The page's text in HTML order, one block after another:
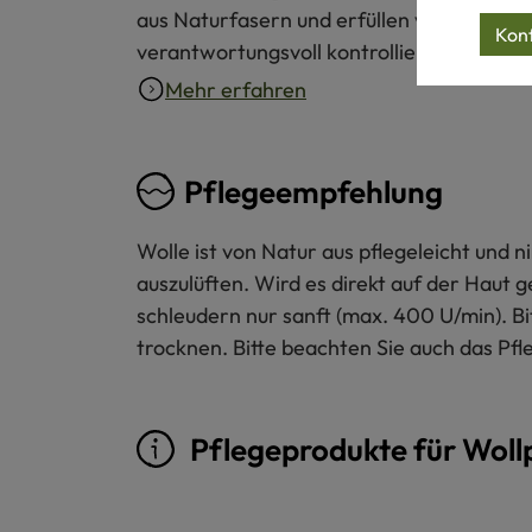
aus Naturfasern und erfüllen
verantwortungsvoll kontrolliert.
Mehr erfahren
Pflegeempfehlung
Wolle ist von Natur aus pflegeleicht und
auszulüften. Wird es direkt auf der Haut
schleudern nur sanft (max. 400 U/min).
trocknen. Bitte beachten Sie auch das
Pflegeprodukte für